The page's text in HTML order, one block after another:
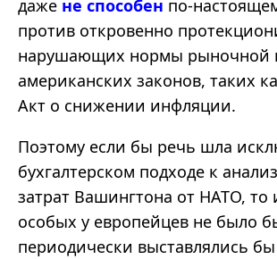
даже не способен по-
против откровенно
нарушающих нормы рыночной
американских законов, таких
Акт о снижении инфляции.
Поэтому если бы речь шла
бухгалтерском подходе к
затрат Вашингтона от НАТО, то
особых у европейцев не было
периодически выставлялись